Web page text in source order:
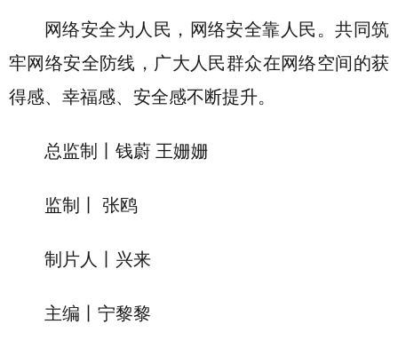
网络安全为人民，网络安全靠人民。共同筑
牢网络安全防线，广大人民群众在网络空间的获
得感、幸福感、安全感不断提升。
总监制丨钱蔚 王姗姗
监制丨 张鸥
制片人丨兴来
主编丨宁黎黎